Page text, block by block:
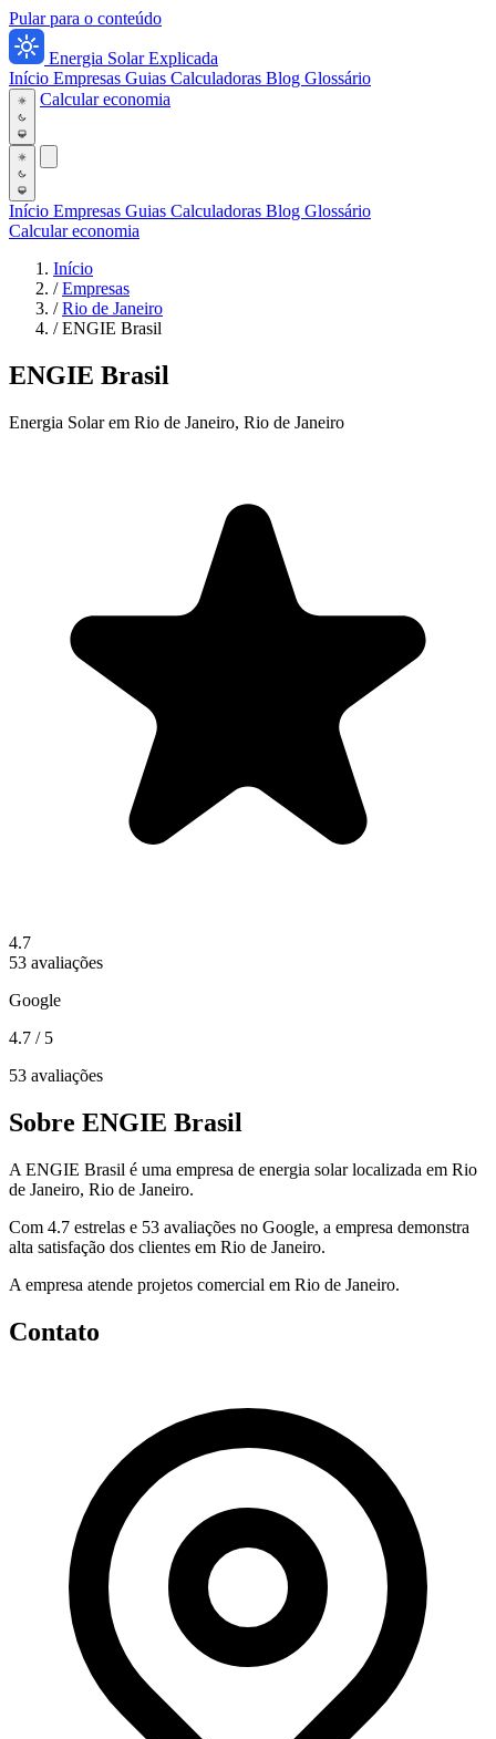
Pular para o conteúdo
Energia Solar Explicada
Início Empresas Guias Calculadoras Blog Glossário
Calcular economia
Início Empresas Guias Calculadoras Blog Glossário
Calcular economia
Início
/ Empresas
/ Rio de Janeiro
/ ENGIE Brasil
ENGIE Brasil
Energia Solar em Rio de Janeiro, Rio de Janeiro
4.7
53 avaliações
Google
4.7 / 5
53 avaliações
Sobre ENGIE Brasil
A ENGIE Brasil é uma empresa de energia solar localizada em Rio
de Janeiro, Rio de Janeiro.
Com 4.7 estrelas e 53 avaliações no Google, a empresa demonstra
alta satisfação dos clientes em Rio de Janeiro.
A empresa atende projetos comercial em Rio de Janeiro.
Contato